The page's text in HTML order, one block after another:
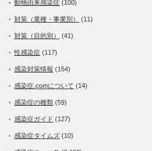
動物由来感染症 (100)
対策（業種・事業別） (11)
対策（目的別） (41)
性感染症 (117)
感染対策情報 (154)
感染症.comについて (14)
感染症の種類 (59)
感染症ガイド (127)
感染症タイムズ (10)